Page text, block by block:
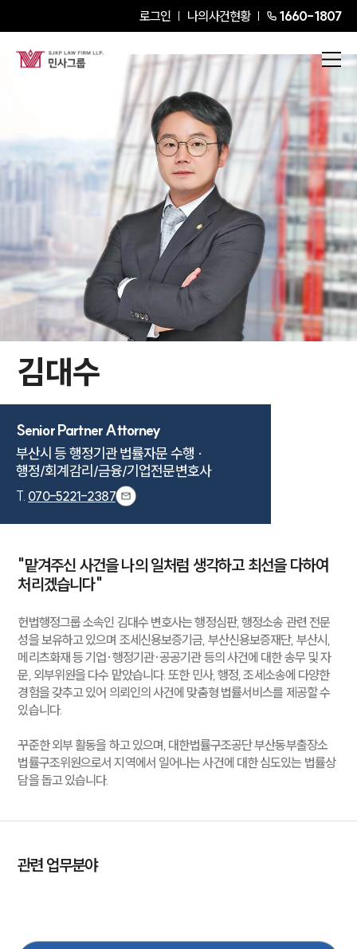
로그인 나의사건현황 1660-1807
김대수Senior Partner Attorney
김대수
Senior Partner Attorney
부산시 등 행정기관 법률자문 수행 ·
행정/회계감리/금융/기업전문변호사
T. 070-5221-2387
"맡겨주신 사건을 나의 일처럼 생각하고 최선을 다하여
처리겠습니다"
헌법행정그룹 소속인 김대수 변호사는 행정심판, 행정소송 관련 전문
성을 보유하고 있으며 조세신용보증기금, 부산신용보증재단, 부산시,
메리츠화재 등 기업·행정기관·공공기관 등의 사건에 대한 송무 및 자
문, 외부위원을 다수 맡았습니다. 또한 민사, 행정, 조세소송에 다양한
경험을 갖추고 있어 의뢰인의 사건에 맞춤형 법률서비스를 제공할 수
있습니다.
꾸준한 외부 활동을 하고 있으며, 대한법률구조공단 부산동부출장소
법률구조위원으로서 지역에서 일어나는 사건에 대한 심도있는 법률상
담을 돕고 있습니다.
관련 업무분야